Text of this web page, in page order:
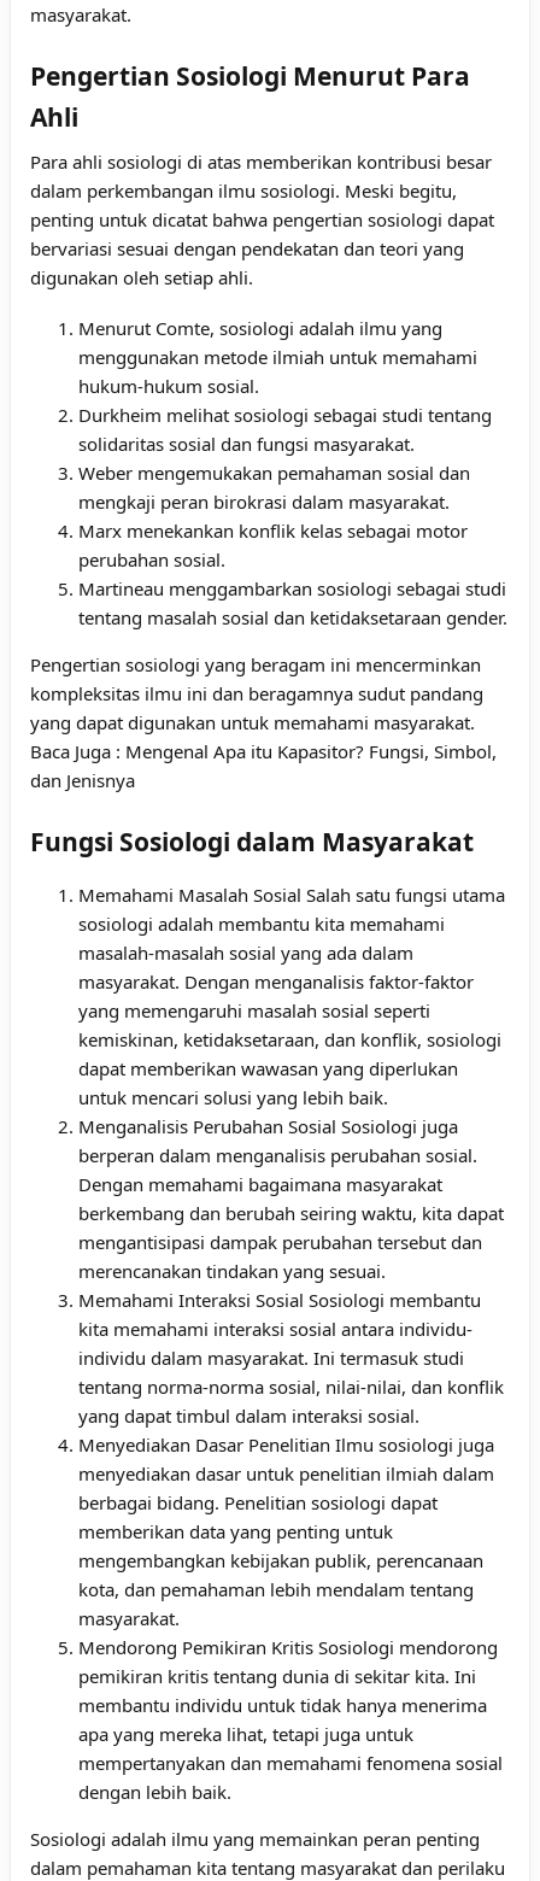
masyarakat.
Pengertian Sosiologi Menurut Para
Ahli
Para ahli sosiologi di atas memberikan kontribusi besar
dalam perkembangan ilmu sosiologi. Meski begitu,
penting untuk dicatat bahwa pengertian sosiologi dapat
bervariasi sesuai dengan pendekatan dan teori yang
digunakan oleh setiap ahli.
Menurut Comte, sosiologi adalah ilmu yang
menggunakan metode ilmiah untuk memahami
hukum-hukum sosial.
Durkheim melihat sosiologi sebagai studi tentang
solidaritas sosial dan fungsi masyarakat.
Weber mengemukakan pemahaman sosial dan
mengkaji peran birokrasi dalam masyarakat.
Marx menekankan konflik kelas sebagai motor
perubahan sosial.
Martineau menggambarkan sosiologi sebagai studi
tentang masalah sosial dan ketidaksetaraan gender.
Pengertian sosiologi yang beragam ini mencerminkan
kompleksitas ilmu ini dan beragamnya sudut pandang
yang dapat digunakan untuk memahami masyarakat.
Baca Juga : Mengenal Apa itu Kapasitor? Fungsi, Simbol,
dan Jenisnya
Fungsi Sosiologi dalam Masyarakat
Memahami Masalah Sosial Salah satu fungsi utama
sosiologi adalah membantu kita memahami
masalah-masalah sosial yang ada dalam
masyarakat. Dengan menganalisis faktor-faktor
yang memengaruhi masalah sosial seperti
kemiskinan, ketidaksetaraan, dan konflik, sosiologi
dapat memberikan wawasan yang diperlukan
untuk mencari solusi yang lebih baik.
Menganalisis Perubahan Sosial Sosiologi juga
berperan dalam menganalisis perubahan sosial.
Dengan memahami bagaimana masyarakat
berkembang dan berubah seiring waktu, kita dapat
mengantisipasi dampak perubahan tersebut dan
merencanakan tindakan yang sesuai.
Memahami Interaksi Sosial Sosiologi membantu
kita memahami interaksi sosial antara individu-
individu dalam masyarakat. Ini termasuk studi
tentang norma-norma sosial, nilai-nilai, dan konflik
yang dapat timbul dalam interaksi sosial.
Menyediakan Dasar Penelitian Ilmu sosiologi juga
menyediakan dasar untuk penelitian ilmiah dalam
berbagai bidang. Penelitian sosiologi dapat
memberikan data yang penting untuk
mengembangkan kebijakan publik, perencanaan
kota, dan pemahaman lebih mendalam tentang
masyarakat.
Mendorong Pemikiran Kritis Sosiologi mendorong
pemikiran kritis tentang dunia di sekitar kita. Ini
membantu individu untuk tidak hanya menerima
apa yang mereka lihat, tetapi juga untuk
mempertanyakan dan memahami fenomena sosial
dengan lebih baik.
Sosiologi adalah ilmu yang memainkan peran penting
dalam pemahaman kita tentang masyarakat dan perilaku